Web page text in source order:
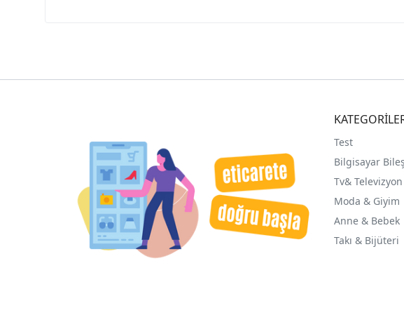
Test
Bilgisayar
Tv& Televizyon
Moda & Giyim
Anne & Bebek
Takı & Bijüteri